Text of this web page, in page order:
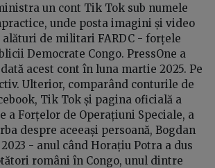
un cont Tik Tok sub numele
unde posta imagini și video
alături de militari FARDC - forțele
Democrate Congo. PressOne a
acest cont în luna martie 2025. Pe
Ulterior, comparând conturile de
Tik Tok și pagina oficială a
a Forțelor de Operațiuni Speciale, a
despre aceeași persoană, Bogdan
- anul când Horațiu Potra a dus
români în Congo, unul dintre